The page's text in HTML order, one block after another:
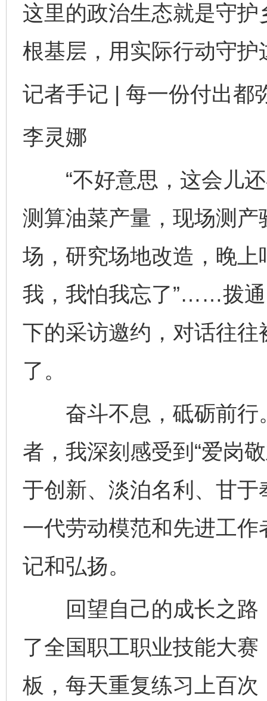
这里的政治生态就是守
根基层，用实际行动守护
记者手记 | 每一份付出都
李灵娜
“不好意思，这会儿还
测算油菜产量，现场测产
场，研究场地改造，晚上
我，我怕我忘了”……拨
下的采访邀约，对话往
了。
奋斗不息，砥砺前行
者，我深刻感受到“爱岗
于创新、淡泊名利、甘于
一代劳动模范和先进工
记和弘扬。
回望自己的成长之路
了全国职工职业技能大
板，每天重复练习上百